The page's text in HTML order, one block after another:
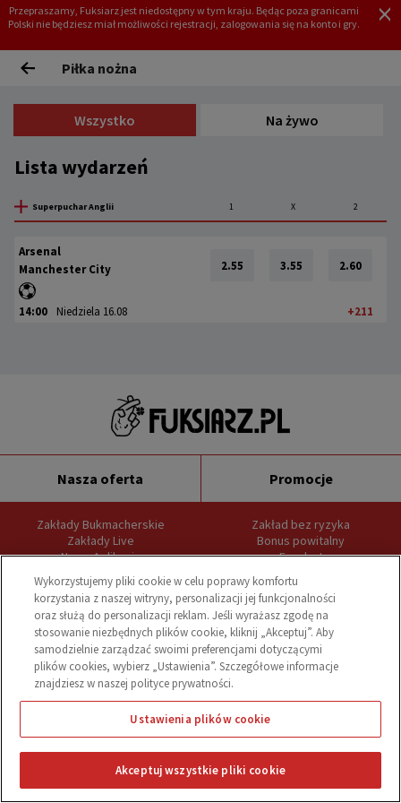
Przepraszamy, Fuksiarz jest niedostępny w tym kraju. Będąc poza granicami
Polski nie będziesz miał możliwości rejestracji, zalogowania się na konto i gry.
REJESTRACJA ZALOGUJ
Piłka nożna
Wszystko Na żywo
Lista wydarzeń
Superpuchar Anglii 1 X 2
Arsenal
Manchester City
2.55 3.55 2.60
14:00 Niedziela 16.08 +211
Nasza oferta Promocje
Zakłady Bukmacherskie
Zakłady Live
Nowa Aplikacja
Jak obstawiać
Szybka Rejestracja
Błyskawiczne Płatności
Cashout
Fuks Kreator
Newsy
Mapa strony
Zakład bez ryzyka
Bonus powitalny
Freebet
Darmowy zakład
Bonusy bukmacherskie
Kod promocyjny
Cashback na Wirtuale
Fuks VIP
Mega Kursy
Zakłady sportowe Informacje
Ekstraklasa
Premier League
Fuksiarz Opinie
Pomoc
Oferta A-Z
0
Na żywo
Kupony Promocje
Wykorzystujemy pliki cookie w celu poprawy komfortu
korzystania z naszej witryny, personalizacji jej funkcjonalności
oraz służą do personalizacji reklam. Jeśli wyrażasz zgodę na
stosowanie niezbędnych plików cookie, kliknij „Akceptuj”. Aby
samodzielnie zarządzać swoimi preferencjami dotyczącymi
plików cookies, wybierz „Ustawienia”. Szczegółowe informacje
znajdziesz w naszej polityce prywatności.
Ustawienia plików cookie
Akceptuj wszystkie pliki cookie